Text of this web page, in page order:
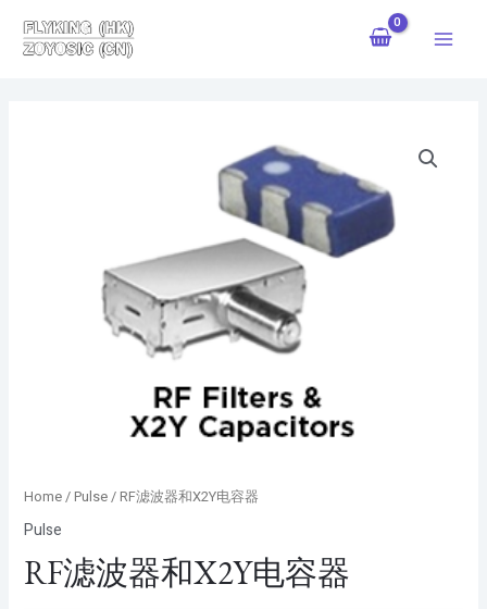
Home/Pulse/ RF滤波器和X2Y电容器
Pulse
RF滤波器和X2Y电容器